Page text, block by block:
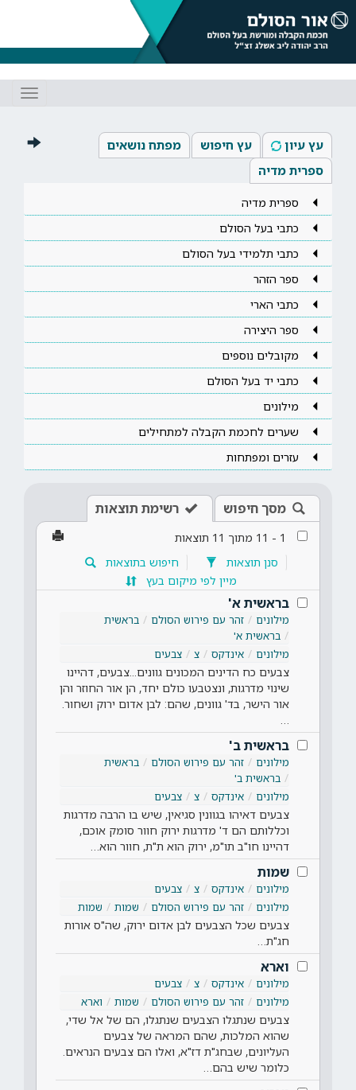
עץ עיון עץ חיפוש
מפתח נושאים
ספרית מדיה
ספרית מדיה
כתבי בעל הסולם
כתבי תלמידי בעל הסולם
ספר הזהר
כתבי הארי
ספר היצירה
מקובלים נוספים
כתבי יד בעל הסולם
מילונים
שערים לחכמת הקבלה למתחילים
עזרים ומפתחות
מסך חיפוש רשימת תוצאות
1
-
11 מתוך 11 תוצאות
סנן תוצאות
חיפוש בתוצאות
מיין לפי מיקום בעץ
בראשית א'
מילונים זהר עם פירוש הסולם
בראשית
בראשית א'
מילונים
אינדקס צ צבעים
צבעים כח הדינים המכונים גוונים...צבעים, דהיינו
שינוי מדרגות, ונצטבעו כולם יחד, הן אור החוזר והן
אור הישר, בד' גוונים, שהם: לבן אדום ירוק ושחור.
בראשית ב'
מילונים זהר עם פירוש הסולם
בראשית
בראשית ב'
מילונים
אינדקס צ צבעים
צבעים דאיהו בגוונין סגיאין, שיש בו הרבה מדרגות
וכללותם הם ד' מדרגות ירוק חוור סומק אוכם,
דהיינו חו"ב תו"מ, ירוק הוא ת"ת, חוור הוא…
שמות
מילונים אינדקס צ
צבעים
מילונים
זהר עם פירוש הסולם שמות שמות
צבעים שכל הצבעים לבן אדום ירוק, שה"ס אורות
חג"ת…
וארא
מילונים אינדקס צ
צבעים
מילונים
זהר עם פירוש הסולם שמות וארא
צבעים שנתגלו הצבעים שנתגלו, הם של אל שדי,
שהוא המלכות, שהם המראה של צבעים
העליונים, שבחג"ת דז"א, ואלו הם צבעים הנראים.
כלומר שיש בהם…